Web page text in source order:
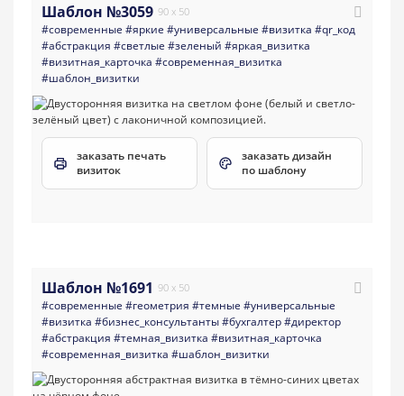
Шаблон №3059 90 x 50
#современные #яркие #универсальные #визитка #qr_код
#абстракция #светлые #зеленый #яркая_визитка
#визитная_карточка #современная_визитка
#шаблон_визитки
заказать печать
визиток
заказать дизайн
по шаблону
Шаблон №1691 90 x 50
#современные #геометрия #темные #универсальные
#визитка #бизнес_консультанты#бухгалтер#директор
#абстракция #темная_визитка #визитная_карточка
#современная_визитка #шаблон_визитки